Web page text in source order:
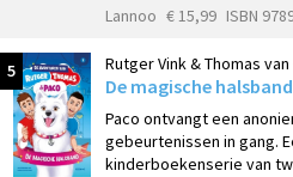
Lannoo € 15,99 ISBN
5 Rutger Vink & Thomas
De magische halsband
Paco ontvangt een
gebeurtenissen in gang.
kinderboekenserie van